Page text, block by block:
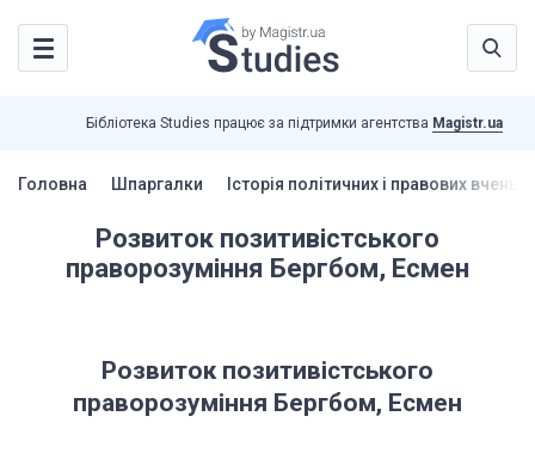
Бібліотека Studies працює за підтримки агентства Magistr.ua
Головна Шпаргалки Історія політичних і правових вчень
Розвиток позитивістського
праворозуміння Бергбом, Есмен
Розвиток позитивістського
праворозуміння Бергбом, Есмен